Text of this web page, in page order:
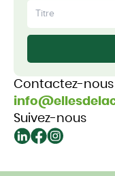
Contactez-nous
Suivez-nous